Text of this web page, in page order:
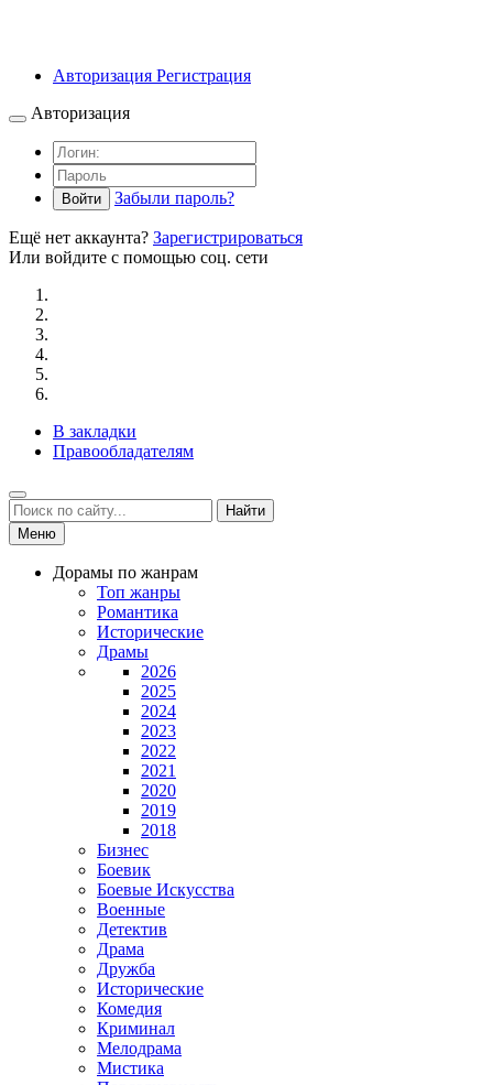
Авторизация Регистрация
Авторизация
Войти Забыли пароль?
Ещё нет аккаунта? Зарегистрироваться
Или войдите с помощью соц. сети
В закладки
Правообладателям
Найти
Меню
Дорамы по жанрам
Топ жанры
Романтика
Исторические
Драмы
2026
2025
2024
2023
2022
2021
2020
2019
2018
Бизнес
Боевик
Боевые Искусства
Военные
Детектив
Драма
Дружба
Исторические
Комедия
Криминал
Мелодрама
Мистика